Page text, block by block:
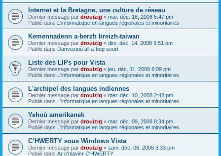
Internet et la Bretagne, une culture de réseau
Dernier message par drouizig « mar. déc. 16, 2008 5:47 pm
Publié dans L'informatique en langues régionales et minoritaires
Kemennadenn a-berzh breizh-taiwan
Dernier message par drouizig « dim. déc. 14, 2008 9:51 pm
Publié dans Danvezioù all a-bep seurt
Liste des LIPs pour Vista
Dernier message par drouizig « jeu. déc. 11, 2008 6:09 pm
Publié dans L'informatique en langues régionales et minoritaires
L'archipel des langues indiennes
Dernier message par drouizig « mer. déc. 10, 2008 2:48 pm
Publié dans L'informatique en langues régionales et minoritaires
Yehoù amerikanek
Dernier message par drouizig « mar. déc. 09, 2008 8:34 pm
Publié dans L'informatique en langues régionales et minoritaires
C’HWERTY sous Windows Vista
Dernier message par drouizig « sam. déc. 06, 2008 3:33 pm
Publié dans Ar c'hlavier C'HWERTY